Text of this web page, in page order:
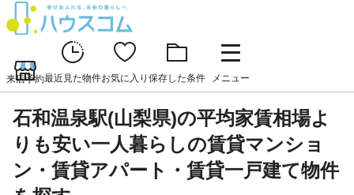
来店予約最近見た物件お気に入り 保存した条件 メニュー
石和温泉駅(山梨県)の平均家賃相場よ
りも安い一人暮らしの賃貸マンショ
ン・賃貸アパート・賃貸一戸建て物件